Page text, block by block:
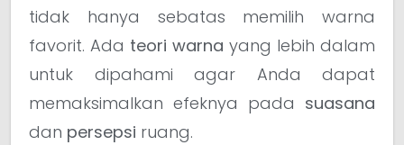
tidak hanya sebatas memilih warna
favorit. Ada teori warna yang lebih dalam
untuk dipahami agar Anda dapat
memaksimalkan efeknya pada suasana
dan persepsi ruang.